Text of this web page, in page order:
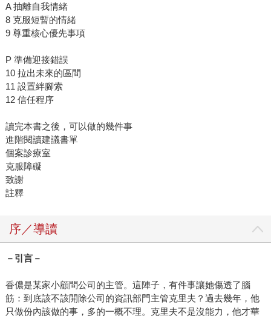
A 抽離自我情緒
8 克服短暫的情緒
9 尊重核心優先事項
P 準備迎接錯誤
10 拉出未來的區間
11 設置絆腳索
12 信任程序
讀完本書之後，可以做的幾件事
進階閱讀建議書單
個案診療室
克服障礙
致謝
註釋
序／導讀
－引言－
香儂是某家小顧問公司的主管。這陣子，有件事讓她傷透了腦
筋：到底該不該開除公司的資訊部門主管克里夫？過去幾年，他
只做份內該做的事，多的一概不理。克里夫不是沒能力，他才華